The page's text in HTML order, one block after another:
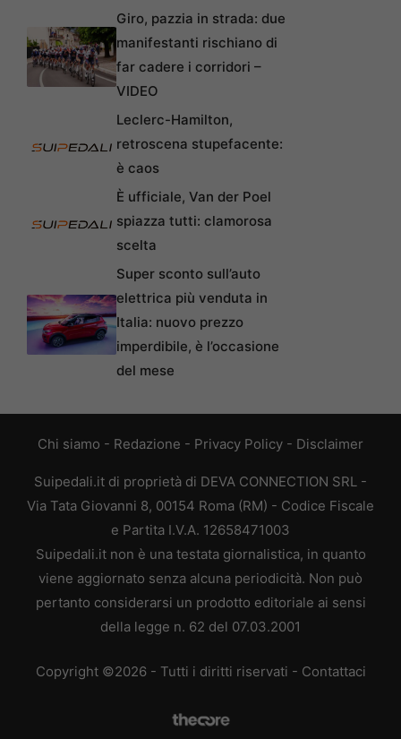
Giro, pazzia in strada: due
manifestanti rischiano di
far cadere i corridori –
VIDEO
Leclerc-Hamilton,
retroscena stupefacente:
è caos
È ufficiale, Van der Poel
spiazza tutti: clamorosa
scelta
Super sconto sull’auto
elettrica più venduta in
Italia: nuovo prezzo
imperdibile, è l’occasione
del mese
Chi siamo - Redazione - Privacy Policy - Disclaimer
Suipedali.it di proprietà di DEVA CONNECTION SRL -
Via Tata Giovanni 8, 00154 Roma (RM) - Codice Fiscale
e Partita I.V.A. 12658471003
Suipedali.it non è una testata giornalistica, in quanto
viene aggiornato senza alcuna periodicità. Non può
pertanto considerarsi un prodotto editoriale ai sensi
della legge n. 62 del 07.03.2001
Copyright ©2026 - Tutti i diritti riservati - Contattaci